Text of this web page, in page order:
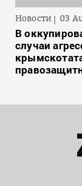
Новости 03
В
случаи